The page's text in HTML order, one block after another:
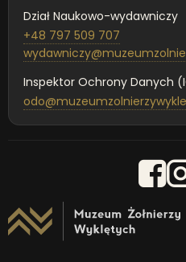
Dział Naukowo-wydawniczy
+48 797 509 707
Inspektor Ochrony Danych